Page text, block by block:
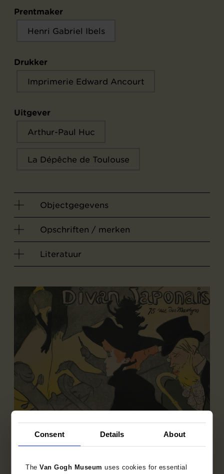
Consent Details About
TheVan Gogh Museumuses cookies for essential
Prentmaker
Henri Gabriel Ibels
Drukker
Imprimerie Edward Ancourt
Uitgever
Arthur-Paul Huc
La Dépêche de Toulouse
Objectgegevens
Opschriften / merken
Literatuur
Deelcollectie